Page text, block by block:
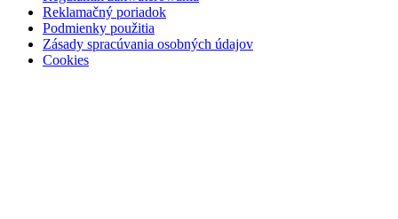
Reklamačný poriadok
Podmienky použitia
Zásady spracúvania osobných údajov
Cookies